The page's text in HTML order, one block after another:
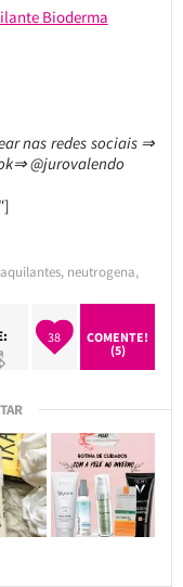
Bioderma
nas redes sociais ⇒
@jurovalendo
, neutrogena,
38
COMENTE!
(5)